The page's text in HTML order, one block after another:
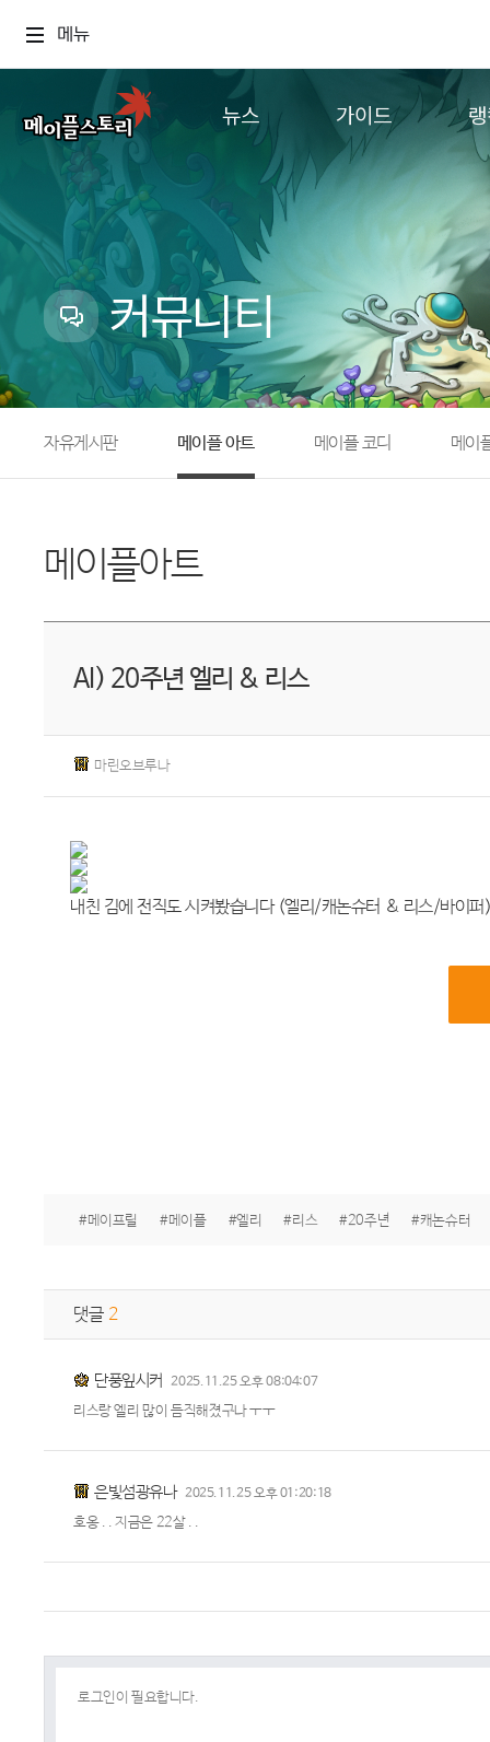
메뉴
뉴스
업데이트
이벤트
캐시샵 공지
메이플 알림판
with maple
가이드
추가정보
컨텐
커뮤니티
자유게시판 메이플 아트 메이플 코디 메이
메이플아트
AI) 20주년 엘리 & 리스
마린오브루나
내친 김에 전직도 시켜봤습니다 (엘리/캐논슈터 & 리스/바이퍼
#메이프릴 #메이플 #엘리 #리스 #20주년 #캐논슈터
댓글 2
단풍잎시커 2025.11.25 오후 08:04:07
리스랑 엘리 많이 듬직해졌구나 ㅜㅜ
은빛섬광유나 2025.11.25 오후 01:20:18
호옹 . . 지금은 22살 . .